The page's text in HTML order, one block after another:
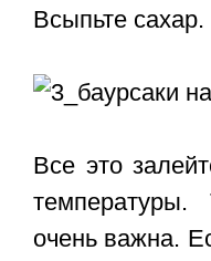
Всыпьте сахар.
Все это
температуры.
очень важна.